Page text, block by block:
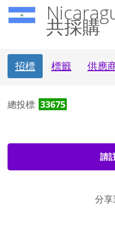
共採購
招標 標籤 供應
總投標: 33675
請
分享